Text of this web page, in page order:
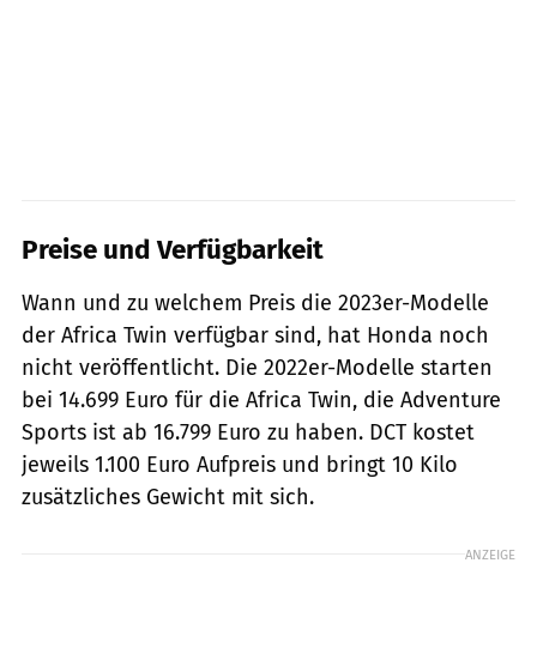
Preise und Verfügbarkeit
Wann und zu welchem Preis die 2023er-Modelle
der Africa Twin verfügbar sind, hat Honda noch
nicht veröffentlicht. Die 2022er-Modelle starten
bei 14.699 Euro für die Africa Twin, die Adventure
Sports ist ab 16.799 Euro zu haben. DCT kostet
jeweils 1.100 Euro Aufpreis und bringt 10 Kilo
zusätzliches Gewicht mit sich.
ANZEIGE